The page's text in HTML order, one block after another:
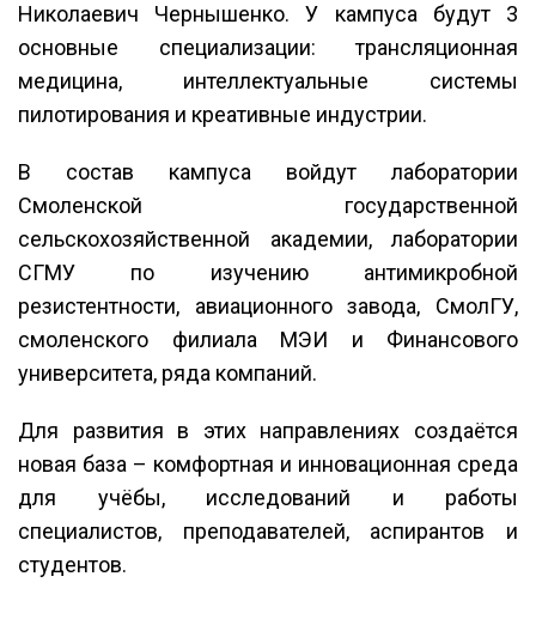
Николаевич Чернышенко. У кампуса будут 3
основные специализации: трансляционная
медицина, интеллектуальные системы
пилотирования и креативные индустрии.
В состав кампуса войдут лаборатории
Смоленской государственной
сельскохозяйственной академии, лаборатории
СГМУ по изучению антимикробной
резистентности, авиационного завода, СмолГУ,
смоленского филиала МЭИ и Финансового
университета, ряда компаний.
Для развития в этих направлениях создаётся
новая база – комфортная и инновационная среда
для учёбы, исследований и работы
специалистов, преподавателей, аспирантов и
студентов.